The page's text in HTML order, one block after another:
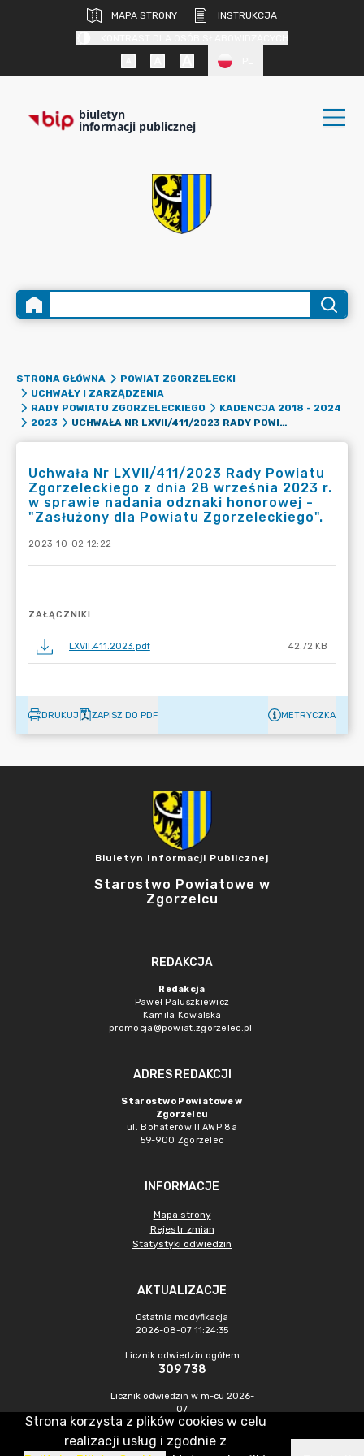
MAPA STRONY
INSTRUKCJA
biuletyn
informacji publicznej
STRONA GŁÓWNA
POWIAT ZGORZELECKI
UCHWAŁY I ZARZĄDZENIA
RADY POWIATU ZGORZELECKIEGO
KADENCJA 2018 - 2024
2023
UCHWAŁA NR LXVII/411/2023 RADY POWIATU ZGORZELECKIEGO Z DNIA 28 WRZEŚNIA 2023 R. W SPRAWIE NADANIA ODZNAKI HONOROWEJ - "ZASŁUŻONY DLA POWIATU ZGORZELECKIEGO".
Uchwała Nr LXVII/411/2023 Rady Powiatu
Zgorzeleckiego z dnia 28 września 2023 r.
w sprawie nadania odznaki honorowej -
"Zasłużony dla Powiatu Zgorzeleckiego".
2023-10-02 12:22
ZAŁĄCZNIKI
LXVII.411.2023.pdf 42.72 KB
DRUKUJ ZAPISZ DO PDF METRYCZKA
Biuletyn Informacji Publicznej
Starostwo Powiatowe w
Zgorzelcu
REDAKCJA
Redakcja
Paweł Paluszkiewicz
Kamila Kowalska
promocja@powiat.zgorzelec.pl
ADRES REDAKCJI
Starostwo Powiatowe w
Zgorzelcu
ul. Bohaterów II AWP 8a
59-900 Zgorzelec
INFORMACJE
Mapa strony
Rejestr zmian
Statystyki odwiedzin
AKTUALIZACJE
Ostatnia modyfikacja
2026-08-07 11:24:35
Licznik odwiedzin ogółem
309 738
Licznik odwiedzin w m-cu 2026-
07
436
Strona korzysta z plików cookies w celu
realizacji usług i zgodnie z